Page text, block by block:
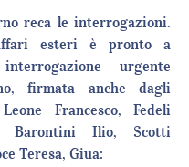
reca le interrogazioni.
esteri è pronto a
urgente
firmata anche dagli
Francesco, Fedeli
Barontini Ilio, Scotti
Teresa, Giua: